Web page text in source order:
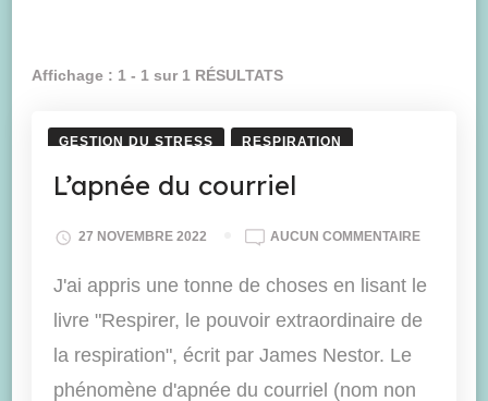
Affichage : 1 - 1 sur 1 RÉSULTATS
GESTION DU STRESS RESPIRATION
L’apnée du courriel
27 NOVEMBRE 2022 AUCUN COMMENTAIREL’APNÉE
COURRIEL
J'ai appris une tonne de choses en lisant le
livre "Respirer, le pouvoir extraordinaire de
la respiration", écrit par James Nestor. Le
phénomène d'apnée du courriel (nom non